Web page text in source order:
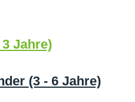
Jahre)
(3 - 6 Jahre)